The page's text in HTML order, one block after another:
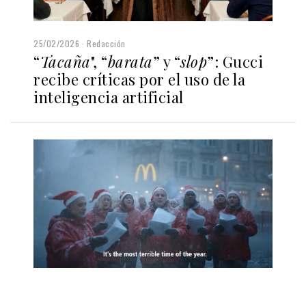
25/02/2026 Redacción
“Tacaña", “barata” y “slop”: Gucci
recibe críticas por el uso de la
inteligencia artificial